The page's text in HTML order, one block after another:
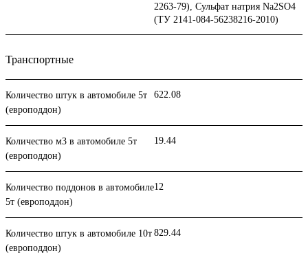
2263-79), Сульфат натрия Na2SO4
(ТУ 2141-084-56238216-2010)
Транспортные
Количество штук в автомобиле 5т
(европоддон)
622.08
Количество м3 в автомобиле 5т
(европоддон)
19.44
Количество поддонов в автомобиле
5т (европоддон)
12
Количество штук в автомобиле 10т
(европоддон)
829.44